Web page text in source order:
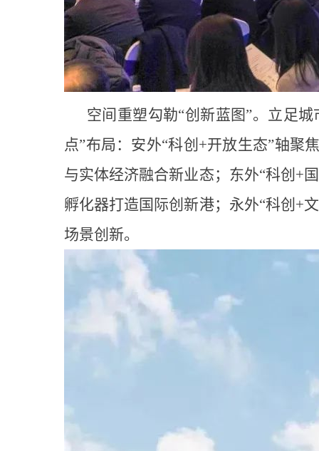
空间重塑勾勒“创新蓝图”。立足
点”布局：安外“科创+开放生态”轴聚
与实体经济融合新业态；东外“科创+
孵化器打造国际创新港；永外“科创+
场景创新。